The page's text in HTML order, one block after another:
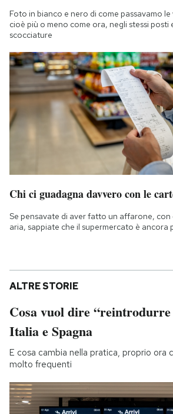
Foto in bianco e nero di come passavamo
cioè più o meno come ora, negli stessi posti
scocciature
Chi ci guadagna davvero con le
Se pensavate di aver fatto un affarone,
aria, sappiate che il supermercato è ancora
ALTRE STORIE
Cosa vuol dire
Italia e Spagna
E cosa cambia nella pratica, proprio ora
molto frequenti